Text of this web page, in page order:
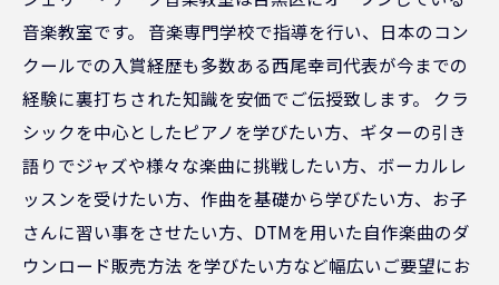
音楽教室です。 音楽専門学校で指導を行い、日本のコン
クールでの入賞経歴も多数ある西尾幸司代表が今までの
経験に裏打ちされた知識を安価でご伝授致します。 クラ
シックを中心としたピアノを学びたい方、ギターの引き
語りでジャズや様々な楽曲に挑戦したい方、ボーカルレ
ッスンを受けたい方、作曲を基礎から学びたい方、お子
さんに習い事をさせたい方、DTMを用いた自作楽曲のダ
ウンロード販売方法 を学びたい方など幅広いご要望にお